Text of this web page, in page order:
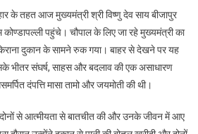
किराना
दुकान
पर…
और
बदलाव
की
के तहत आज मुख्यमंत्री श्री विष्णु देव साय बीजापुर
पहुंचे। चौपाल के लिए जा रहे मुख्यमंत्री का
दुकान के सामने रुक गया। बाहर से देखने पर यह
भीतर संघर्ष, साहस और बदलाव की एक असाधारण
दंपत्ति मासा तामो और जयमोती की थी।
से आत्मीयता से बातचीत की और उनके जीवन में आए